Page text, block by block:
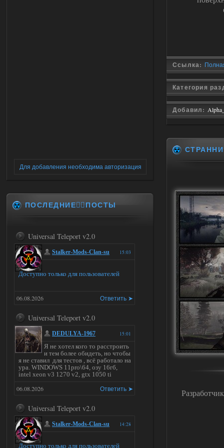
Ссылка:
Категория
Добавил:
Для добавления необходима авторизация
ПОСЛЕДНИЕ✍🏻ПОСТЫ
Universal Teleport v2.0
15:03
Stalker-Mods-Clan-su
Доступно только для пользователей
Ответить ➤
06.08.2026
Universal Teleport v2.0
15:01
DEDULYA-1967
Я не хотел кого то расстроить
и тем более обидеть, но чтобы
я не ставил для тестов , всё работало на
ура. WINDOWS 11pro\64, озу 16гб,
intel xeon v3 1270 v2, gtx 1050 ti
Ответить ➤
06.08.2026
Universal Teleport v2.0
14:28
Stalker-Mods-Clan-su
Доступно только для пользователей